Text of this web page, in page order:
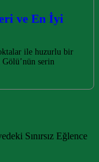
ve En İyi
ile huzurlu bir
Gölü’nün serin
Sınırsız Eğlence